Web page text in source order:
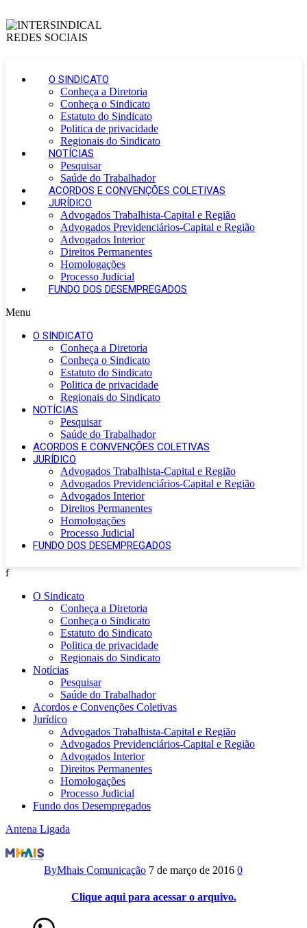
O SINDICATO
Conheça a Diretoria
Conheça o Sindicato
Estatuto do Sindicato
Politica de privacidade
Regionais do Sindicato
NOTÍCIAS
Pesquisar
Saúde do Trabalhador
ACORDOS E CONVENÇÕES COLETIVAS
JURÍDICO
Advogados Trabalhista-Capital e Região
Advogados Previdenciários-Capital e Região
Advogados Interior
Direitos Permanentes
Homologações
Processo Judicial
FUNDO DOS DESEMPREGADOS
Menu
O SINDICATO
Conheça a Diretoria
Conheça o Sindicato
Estatuto do Sindicato
Politica de privacidade
Regionais do Sindicato
NOTÍCIAS
Pesquisar
Saúde do Trabalhador
ACORDOS E CONVENÇÕES COLETIVAS
JURÍDICO
Advogados Trabalhista-Capital e Região
Advogados Previdenciários-Capital e Região
Advogados Interior
Direitos Permanentes
Homologações
Processo Judicial
FUNDO DOS DESEMPREGADOS
f
O Sindicato
Conheça a Diretoria
Conheça o Sindicato
Estatuto do Sindicato
Politica de privacidade
Regionais do Sindicato
Notícias
Pesquisar
Saúde do Trabalhador
Acordos e Convenções Coletivas
Jurídico
Advogados Trabalhista-Capital e Região
Advogados Previdenciários-Capital e Região
Advogados Interior
Direitos Permanentes
Homologações
Processo Judicial
Fundo dos Desempregados
Antena Ligada
Antena
Ligada
ByMhais Comunicação 7 de março de 2016 0
Clique aqui para acessar o arquivo.